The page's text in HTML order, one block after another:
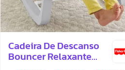
Cadeira De Descanso
Bouncer Relaxante